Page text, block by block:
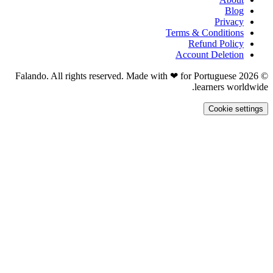
Terms &
Refund
Account
© 2026 Falando. All rights reserved. Made with ❤ for
learners